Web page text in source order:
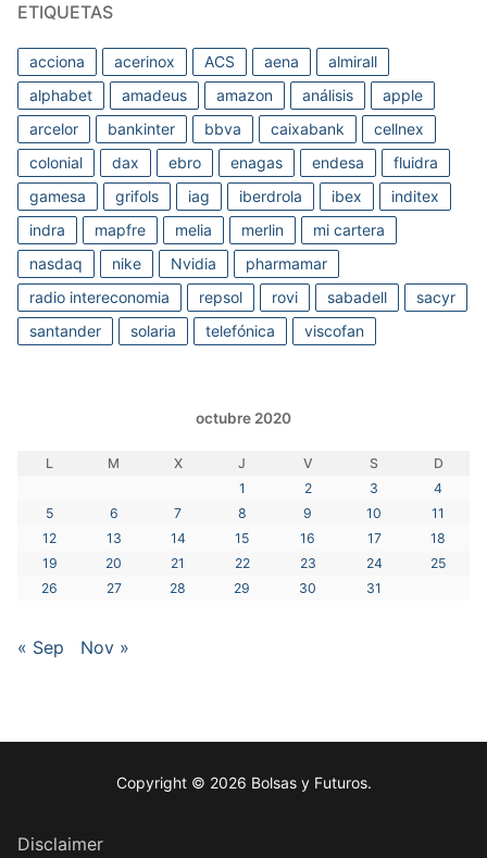
ETIQUETAS
acciona acerinox ACS aena
almirall
alphabet
amadeus amazon análisis
apple
arcelor
bankinter bbva caixabank
cellnex
colonial
dax ebro enagas endesa
fluidra
gamesa
grifols iag iberdrola ibex
inditex
indra
mapfre melia merlin
mi cartera
nasdaq
nike Nvidia
pharmamar
radio intereconomia
repsol rovi sabadell
sacyr
santander
solaria telefónica viscofan
octubre 2020
L M X J V S
D
1
2 3
4
5
6 7 8 9 10
11
12
13 14 15 16 17
18
19
20 21 22 23 24
25
26
27 28 29 30 31
« Sep Nov »
Copyright © 2026 Bolsas y Futuros.
Disclaimer